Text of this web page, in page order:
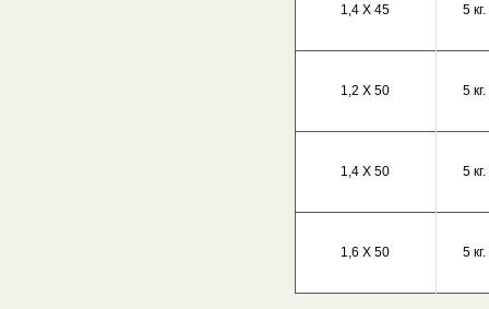
1,4 Х 45 5 кг.
1,2 Х 50 5 кг.
1,4 Х 50 5 кг.
1,6 Х 50 5 кг.